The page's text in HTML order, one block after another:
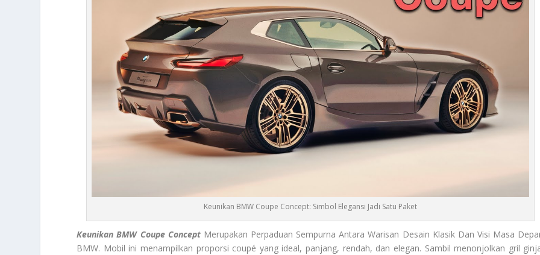
Keunikan BMW Coupe Concept: Simbol Elegansi Jadi Satu Paket
Keunikan BMW Coupe ConceptMerupakan Perpaduan Sempurna Antara Warisan Desain Klasik Dan Visi Masa
BMW. Mobil ini menampilkan proporsi coupé yang ideal, panjang, rendah, dan elegan. Sambil menonjolkan gril